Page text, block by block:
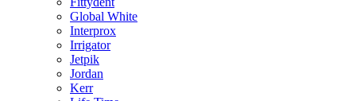
Global White
Interprox
Irrigator
Jetpik
Jordan
Kerr